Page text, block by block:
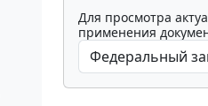
Для просмотра
применения